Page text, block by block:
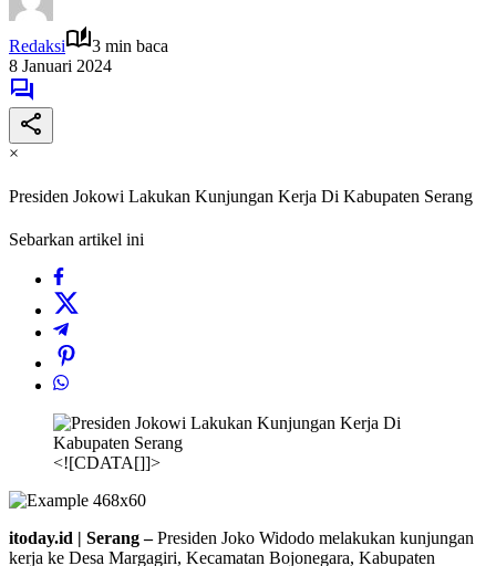
Redaksi
3 min baca
8 Januari 2024
×
Presiden Jokowi Lakukan Kunjungan Kerja Di Kabupaten Serang
Sebarkan artikel ini
<![CDATA[]]>
itoday.id | Serang –Presiden Joko Widodo melakukan kunjungan
kerja ke Desa Margagiri, Kecamatan Bojonegara, Kabupaten